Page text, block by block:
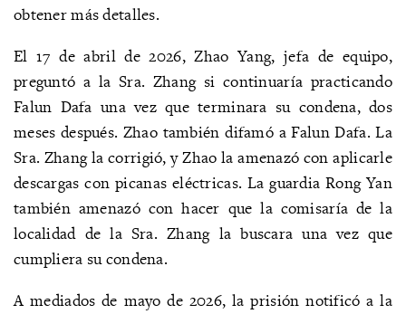
obtener más detalles.
El 17 de abril de 2026, Zhao Yang, jefa de equipo,
preguntó a la Sra. Zhang si continuaría practicando
Falun Dafa una vez que terminara su condena, dos
meses después. Zhao también difamó a Falun Dafa. La
Sra. Zhang la corrigió, y Zhao la amenazó con aplicarle
descargas con picanas eléctricas. La guardia Rong Yan
también amenazó con hacer que la comisaría de la
localidad de la Sra. Zhang la buscara una vez que
cumpliera su condena.
A mediados de mayo de 2026, la prisión notificó a la